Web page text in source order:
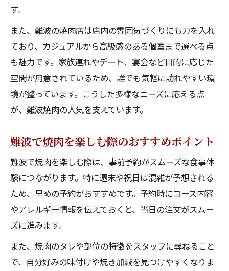
難波で焼肉と一品料理の相性を楽しむ方法
難波で焼肉を一品料理と共に味わうコツ
南大阪エリアで理想の焼肉体験を探す
難波で焼肉と南大阪エリアの魅力を比較
南大阪で焼肉体験を充実させる選び方
難波で焼肉と南大阪の一品料理を味わう方
法
南大阪で焼肉と一品料理のおすすめ体験
す。
また、難波の焼肉店は店内の雰囲気づくりにも力を入れ
ており、カジュアルから高級感のある個室まで選べる点
も魅力です。家族連れやデート、宴会など目的に応じた
空間が用意されているため、誰でも気軽に訪れやすい環
境が整っています。こうした多様なニーズに応える点
が、難波焼肉の人気を支えています。
難波で焼肉を楽しむ際のおすすめポイント
難波で焼肉を楽しむ際は、事前予約がスムーズな食事体
験につながります。特に週末や祝日は混雑が予想される
ため、早めの予約がおすすめです。予約時にコース内容
やアレルギー情報を伝えておくと、当日の注文がスムー
ズに進みます。
また、焼肉のタレや部位の特徴をスタッフに尋ねること
で、自分好みの味付けや焼き加減を見つけやすくなりま